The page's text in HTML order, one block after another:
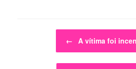
← A vítima foi